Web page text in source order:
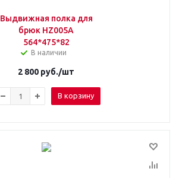
Выдвижная полка для
брюк HZ005A
564*475*82
В наличии
2 800 руб./шт
В корзину